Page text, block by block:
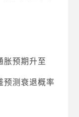
胀预期升至
预测衰退概率